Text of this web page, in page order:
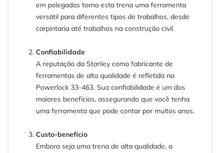
em polegadas torna esta trena uma ferramenta
versátil para diferentes tipos de trabalhos, desde
carpintaria até trabalhos na construção civil.
Confiabilidade
A reputação da Stanley como fabricante de
ferramentas de alta qualidade é refletida na
Powerlock 33-463. Sua confiabilidade é um dos
maiores benefícios, assegurando que você tenha
uma ferramenta que pode contar por muitos anos.
Custo-benefício
Embora seja uma trena de alta qualidade, a